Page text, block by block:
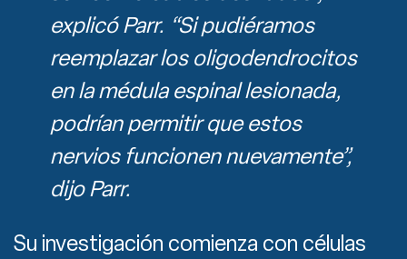
explicó Parr. “Si pudiéramos
reemplazar los oligodendrocitos
en la médula espinal lesionada,
podrían permitir que estos
nervios funcionen nuevamente”,
dijo Parr.
Su investigación comienza con células